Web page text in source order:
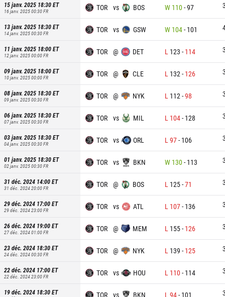
15 janv. 2025 18:30ET
16 janv. 2025 00:30FR TOR vs BOS W 110-97
13 janv. 2025 18:30ET
14 janv. 2025 00:30FR TOR vs GSW W 104- 101
11 janv. 2025 18:00ET
12 janv. 2025 00:00FR TOR @ DET L 123 - 114
09 janv. 2025 18:00ET
10 janv. 2025 00:00FR TOR @ CLE L 132 - 126
08 janv. 2025 18:30ET
09 janv. 2025 00:30FR TOR @ NYK L 112 -98
06 janv. 2025 18:30ET
07 janv. 2025 00:30FR TOR vs MIL L 104- 128
03 janv. 2025 18:30ET
04 janv. 2025 00:30FR TOR vs ORL L 97- 106
01 janv. 2025 18:30ET
02 janv. 2025 00:30FR TOR vs BKN W 130- 113
31 déc. 2024 14:00ET
31 déc. 2024 20:00FR TOR @ BOS L 125-71
29 déc. 2024 17:00ET
29 déc. 2024 23:00FR TOR vs ATL L 107- 136
26 déc. 2024 19:00ET
27 déc. 2024 01:00FR TOR @ MEM L 155- 126
23 déc. 2024 18:30ET
24 déc. 2024 00:30FR TOR @ NYK L 139 - 125
22 déc. 2024 17:00ET
22 déc. 2024 23:00FR TOR vs HOU L 110- 114
19 déc. 2024 18:30ET TOR vs BKN L 94- 101